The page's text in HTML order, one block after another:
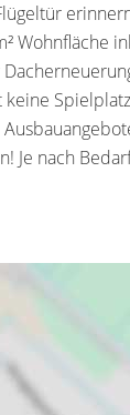
Wohnfläche
keine
Je nach